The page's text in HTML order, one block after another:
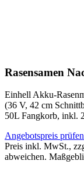
Rasensamen
Einhell Akku-
(36 V, 42 cm
50L Fangkorb, inkl.
Angebotspreis prüfen
Preis inkl. MwSt.,
abweichen.